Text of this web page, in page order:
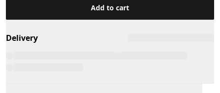
Add to cart
Delivery